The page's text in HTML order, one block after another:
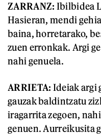
ZARRANZ: Ibilbidea
Hasieran, mendi
baina, horretarako,
zuen erronkak. Argi
nahi genuela.
ARRIETA: Ideiak argi
gauzak baldintzatu
iragarrita zegoen,
genuen. Aurreikusita